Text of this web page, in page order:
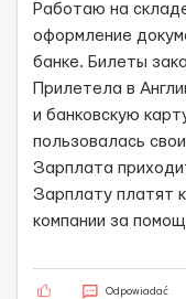
Работаю на
оформление
банке. Билеты
Прилетела в
и банковскую
пользовалась
Зарплата
Зарплату платят
компании за
Odpowiadać